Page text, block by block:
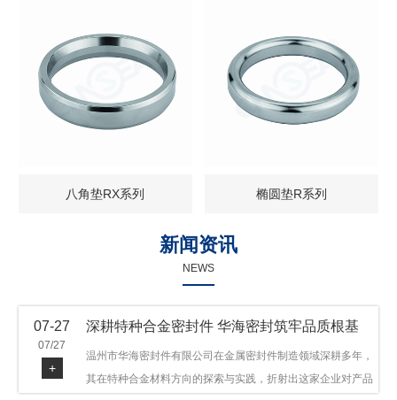
八角垫RX系列 椭圆垫R系列
新闻资讯
NEWS
07-27
07/27
+
深耕特种合金密封件 华海密封筑牢品质根基
温州市华海密封件有限公司在金属密封件制造领域深耕多年，
其在特种合金材料方向的探索与实践，折射出这家企业对产品